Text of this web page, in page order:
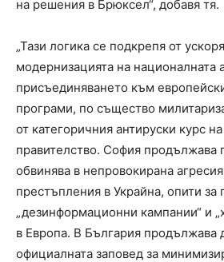
на решения в Брюксел“, добавя тя.
„Тази логика се подкрепя от
модернизацията на националната
присъединяването към
програми, по същество
от категоричния антируски курс
правителство. София продължава
обвинява в непровокирана
престъпления в Украйна, опити
„дезинформационни кампании“ и
в Европа. В България продължава
официалната заповед за